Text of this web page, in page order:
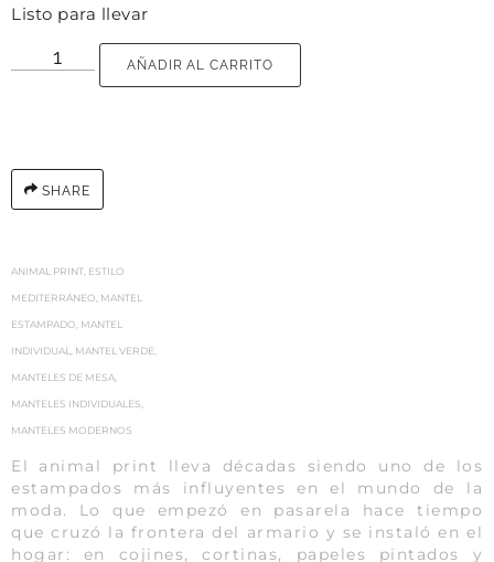
Listo para llevar
AÑADIR AL CARRITO
SHARE
ANIMAL PRINT ESTILO
MEDITERRÁNEO MANTEL
ESTAMPADO MANTEL
INDIVIDUAL MANTEL VERDE
MANTELES DE MESA
MANTELES INDIVIDUALES
MANTELES MODERNOS
El animal print lleva décadas siendo uno de los
estampados más influyentes en el mundo de la
moda. Lo que empezó en pasarela hace tiempo
que cruzó la frontera del armario y se instaló en el
hogar: en cojines, cortinas, papeles pintados y